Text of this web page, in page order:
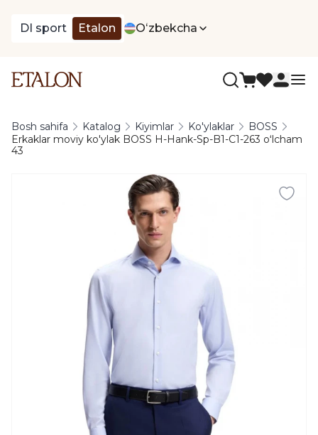
DI sport Etalon Oʻzbekcha
Bosh sahifa Katalog Kiyimlar Ko'ylaklar
BOSS
Erkaklar moviy ko'ylak BOSS H-Hank-Sp-B1-C1-263 oʻlcham
43